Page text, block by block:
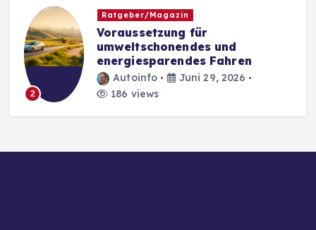
2
Ratgeber/Magazin
Voraussetzung für
umweltschonendes und
energiesparendes Fahren
Autoinfo
Juni 29, 2026
186 views